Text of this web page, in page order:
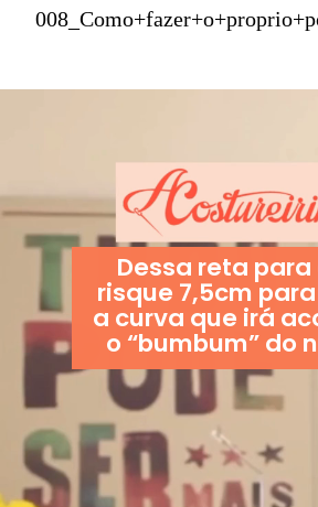
Dessa reta
risque 7,5cm
a curva que irá
o “bumbum” do